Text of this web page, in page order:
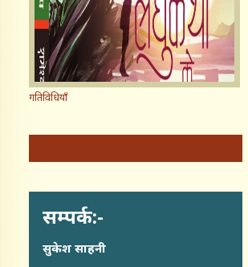
गतिविधियाँ
सम्पर्क:-
सुकेश साहनी